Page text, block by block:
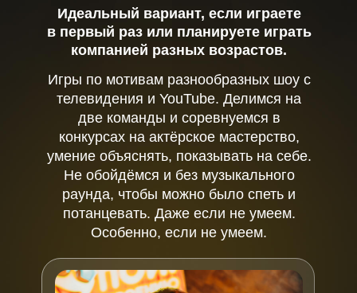
Игры по мотивам разнообразных шоу с
телевидения и YouTube. Делимся на
две команды и соревнуемся в
конкурсах на актёрское мастерство,
умение объяснять, показывать на себе.
Не обойдёмся и без музыкального
раунда, чтобы можно было спеть и
потанцевать. Даже если не умеем.
Особенно, если не умеем.
Идеальный вариант, если играете
в первый раз или планируете играть
компанией разных возрастов.